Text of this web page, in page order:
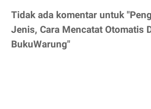
Tidak ada komentar untuk
Jenis, Cara Mencatat Otomatis
BukuWarung"